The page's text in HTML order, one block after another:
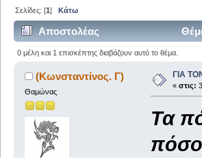
Σελίδες: [1]Κάτω
Αποστολέας
0 μέλη και 1 επισκέπτης διαβάζουν αυτό το θέμα.
(Κωνσταντίνος. Γ)
Θαμώνας
ΓΙΑ
« στις:
Τα